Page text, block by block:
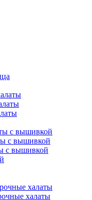
с вышивкой
с вышивкой
с вышивкой
халаты
халаты